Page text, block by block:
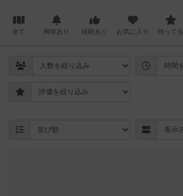
全て 興味あり 経験あり お気に入り 持ってる